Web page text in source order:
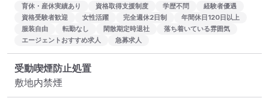
育休・産休実績あり 資格取得支援制度 学歴不問
経験者優遇
資格受験者歓迎
女性活躍 完全週休2日制
年間休日120日以上
服装自由
転勤なし 閑散期定時退社
落ち着いている雰囲気
エージェントおすすめ求人
急募求人
受動喫煙防止処置
敷地内禁煙